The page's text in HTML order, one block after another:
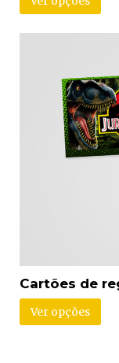
Cartões de
Ver opções